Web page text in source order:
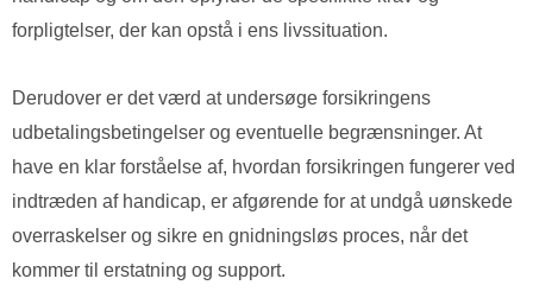
forpligtelser, der kan opstå i ens livssituation.
Derudover er det værd at undersøge forsikringens
udbetalingsbetingelser og eventuelle begrænsninger. At
have en klar forståelse af, hvordan forsikringen fungerer ved
indtræden af handicap, er afgørende for at undgå uønskede
overraskelser og sikre en gnidningsløs proces, når det
kommer til erstatning og support.